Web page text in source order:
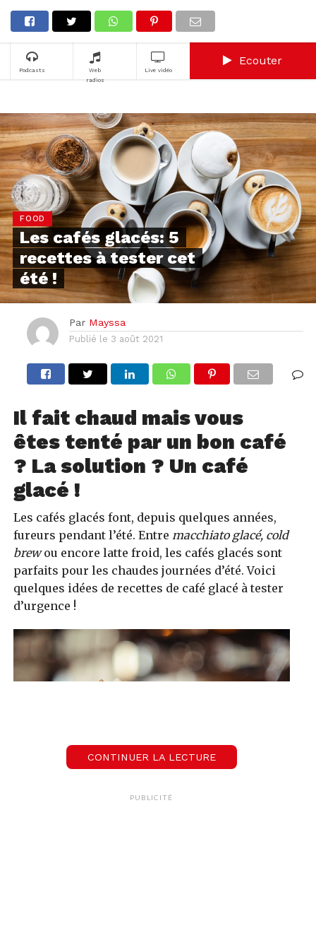
Podcasts
Web
radios
Live vidéo
Ecouter
FOOD
Les cafés glacés: 5
recettes à tester cet
été !
Par Mayssa
Publié le 3 août 2021
Il fait chaud mais vous
êtes tenté par un bon café
? La solution ? Un café
glacé !
Les cafés glacés font, depuis quelques années,
fureurs pendant l’été. Entre macchiato glacé, cold
brewou encore latte froid, les cafés glacés sont
parfaits pour les chaudes journées d’été. Voici
quelques idées de recettes de café glacé à tester
d’urgence !
CONTINUER LA LECTURE
PUBLICITÉ